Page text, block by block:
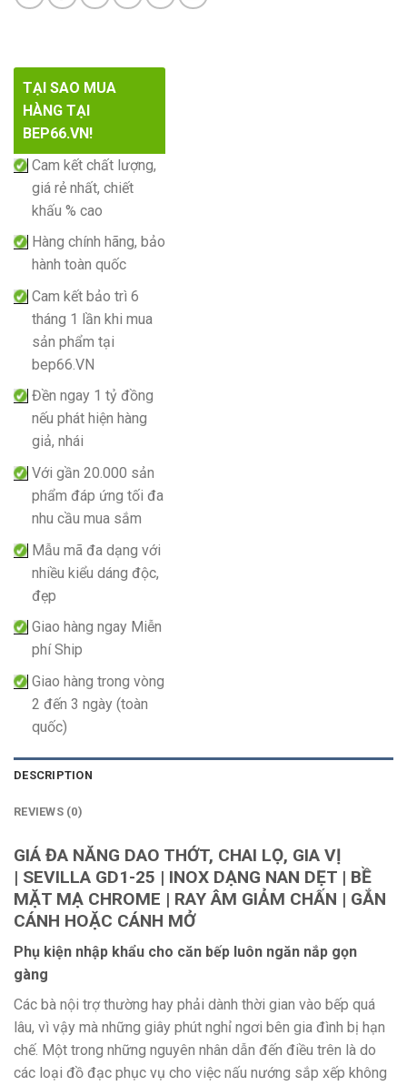
TẠI SAO MUA
HÀNG TẠI
BEP66.VN!
Cam kết chất lượng,
giá rẻ nhất, chiết
khấu % cao
Hàng chính hãng, bảo
hành toàn quốc
Cam kết bảo trì 6
tháng 1 lần khi mua
sản phẩm tại
bep66.VN
Đền ngay 1 tỷ đồng
nếu phát hiện hàng
giả, nhái
Với gần 20.000 sản
phẩm đáp ứng tối đa
nhu cầu mua sắm
Mẫu mã đa dạng với
nhiều kiểu dáng độc,
đẹp
Giao hàng ngay Miễn
phí Ship
Giao hàng trong vòng
2 đến 3 ngày (toàn
quốc)
DESCRIPTION
REVIEWS (0)
GIÁ ĐA NĂNG DAO THỚT, CHAI LỌ, GIA VỊ
| SEVILLA GD1-25 | INOX DẠNG NAN DẸT | BỀ
MẶT MẠ CHROME | RAY ÂM GIẢM CHẤN | GẮN
CÁNH HOẶC CÁNH MỞ
Phụ kiện nhập khẩu cho căn bếp luôn ngăn nắp gọn
gàng
Các bà nội trợ thường hay phải dành thời gian vào bếp quá
lâu, vì vậy mà những giây phút nghỉ ngơi bên gia đình bị hạn
chế. Một trong những nguyên nhân dẫn đến điều trên là do
các loại đồ đạc phục vụ cho việc nấu nướng sắp xếp không